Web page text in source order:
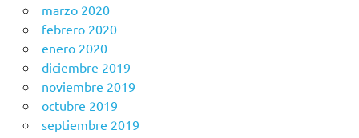
marzo 2020
febrero 2020
enero 2020
diciembre 2019
noviembre 2019
octubre 2019
septiembre 2019